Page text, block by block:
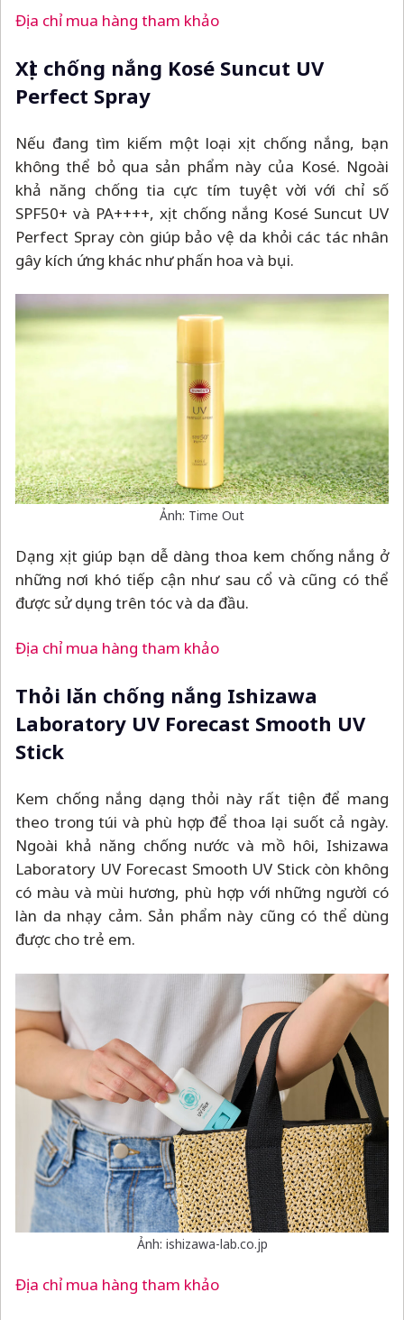
Địa chỉ mua hàng tham khảo
Xịt chống nắng Kosé Suncut UV
Perfect Spray
Nếu đang tìm kiếm một loại xịt chống nắng, bạn
không thể bỏ qua sản phẩm này của Kosé. Ngoài
khả năng chống tia cực tím tuyệt vời với chỉ số
SPF50+ và PA++++, xịt chống nắng Kosé Suncut UV
Perfect Spray còn giúp bảo vệ da khỏi các tác nhân
gây kích ứng khác như phấn hoa và bụi.
Ảnh: Time Out
Dạng xịt giúp bạn dễ dàng thoa kem chống nắng ở
những nơi khó tiếp cận như sau cổ và cũng có thể
được sử dụng trên tóc và da đầu.
Địa chỉ mua hàng tham khảo
Thỏi lăn chống nắng Ishizawa
Laboratory UV Forecast Smooth UV
Stick
Kem chống nắng dạng thỏi này rất tiện để mang
theo trong túi và phù hợp để thoa lại suốt cả ngày.
Ngoài khả năng chống nước và mồ hôi, Ishizawa
Laboratory UV Forecast Smooth UV Stick còn không
có màu và mùi hương, phù hợp với những người có
làn da nhạy cảm. Sản phẩm này cũng có thể dùng
được cho trẻ em.
Ảnh: ishizawa-lab.co.jp
Địa chỉ mua hàng tham khảo